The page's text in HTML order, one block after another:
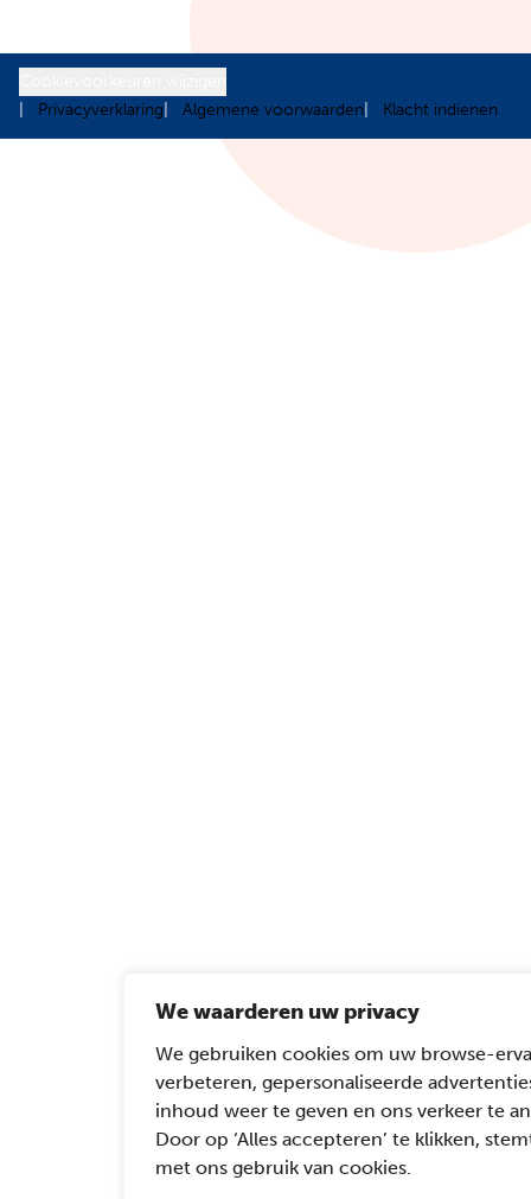
We waarderen uw privacy
We gebruiken cookies om uw browse-
verbeteren, gepersonaliseerde
inhoud weer te geven en ons verkeer te
Door op ‘Alles accepteren’ te klikken,
met ons gebruik van cookies.
Privacyverklaring
Algemene voorwaarden Klacht indienen